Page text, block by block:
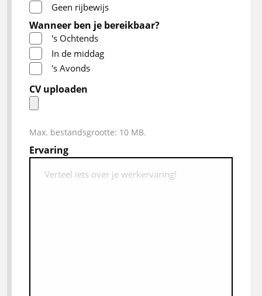
Geen rijbewijs
Wanneer ben je bereikbaar?
's Ochtends
In de middag
's Avonds
CV uploaden
Max. bestandsgrootte: 10 MB.
Ervaring